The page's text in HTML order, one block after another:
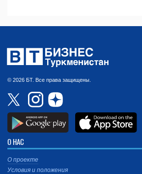
© 2026 БТ. Все права защищены.
О НАС
О проекте
Условия и положения